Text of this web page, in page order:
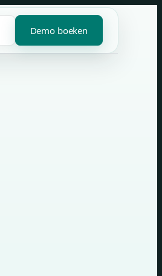
Demo boeken